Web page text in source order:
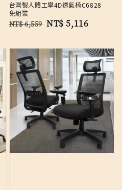
台灣製人體工學4D透氣椅C6828
免組裝
Regular
NT$ 6,559 Sale
NT$ 5,116